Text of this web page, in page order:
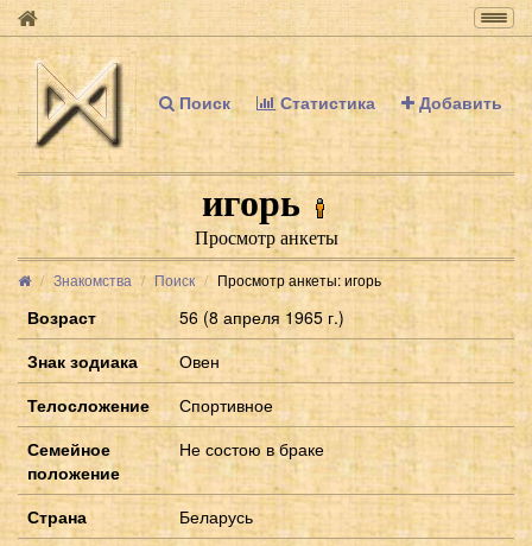
Поиск Статистика Добавить
игорь
Просмотр анкеты
Знакомства Поиск Просмотр анкеты: игорь
Возраст
56 (8 апреля 1965 г.)
Знак зодиака
Овен
Телосложение
Спортивное
Семейное
положение
Не состою в браке
Страна
Беларусь